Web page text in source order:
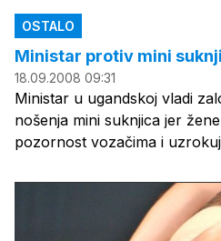
OSTALO
Ministar protiv mini
18.09.2008 09:31
Ministar u ugandskoj vladi
nošenja mini suknjica jer
pozornost vozačima i